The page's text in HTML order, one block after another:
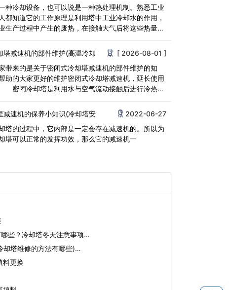
种冷却设备，也可以说是一种热处理机制。熟悉工业
都知道它的工作原理是利用塔中工业冷却水的作用，
生产过程中产生的废热，在接触大气后将这些热量散
塔减速机的部件维护(高温冷却
[ 2026-08-01 ]
带来的是关于密闭式冷却塔减速机的部件维护的知
助的大家更好的维护密闭式冷却塔减速机，延长使用
密闭冷却塔是利用水与空气流动接触后进行冷热交
减速机的保养小知识(冷却塔安
2022-06-27
塔的过程中，它内部是一定会存在减速机的。所以为
塔可以正常的发挥功效，那么它的减速机一
些？冷却塔冬天注意事项…
却塔维修的方法有哪些)…
料更换